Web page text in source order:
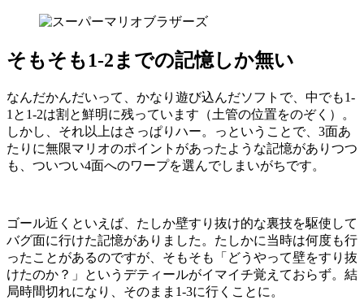
そもそも1-2までの記憶しか無い
なんだかんだいって、かなり遊び込んだソフトで、中でも1-
1と1-2は割と鮮明に残っています（土管の位置をのぞく）。
しかし、それ以上はさっぱりハー。っということで、3面あ
たりに無限マリオのポイントがあったような記憶がありつつ
も、ついつい4面へのワープを選んでしまいがちです。
ゴール近くといえば、たしか壁すり抜け的な裏技を駆使して
バグ面に行けた記憶がありました。たしかに当時は何度も行
ったことがあるのですが、そもそも「どうやって壁をすり抜
けたのか？」というデティールがイマイチ覚えておらず。結
局時間切れになり、そのまま1-3に行くことに。